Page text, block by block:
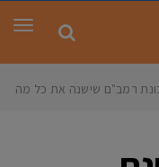
רמב"ם שישנה את כל מה